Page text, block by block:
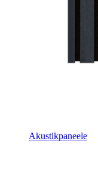
Akustikpaneele